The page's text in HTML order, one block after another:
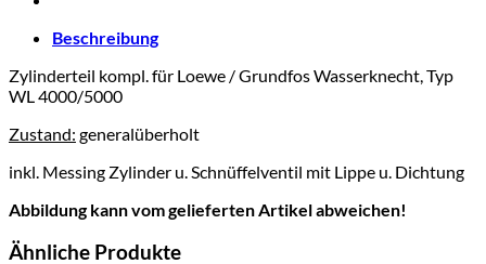
Wasserknecht,
WL
4000/5000
Beschreibung
Zylinderteil kompl. für Loewe / Grundfos Wasserknecht, Typ
WL 4000/5000
Zustand: generalüberholt
inkl. Messing Zylinder u. Schnüffelventil mit Lippe u. Dichtung
Abbildung kann vom gelieferten Artikel abweichen!
Ähnliche Produkte